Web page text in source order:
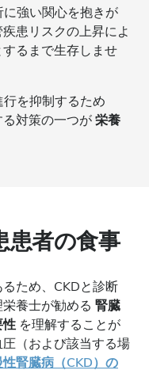
強い関心を抱きが
患リスクの上昇によ
るまで生存しませ
を抑制するため
対策の一つが栄養
患者の食事
ため、CKDと診断
養士が勧める 腎臓
性を理解することが
（および該当する場
性腎臓病（CKD）の